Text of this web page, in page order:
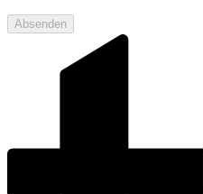
Absenden